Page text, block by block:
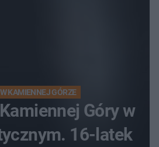
KAMIENNEJ GÓRZE
Góry w
16-latek